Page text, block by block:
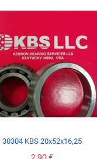
30304 KBS 20x52x16,25